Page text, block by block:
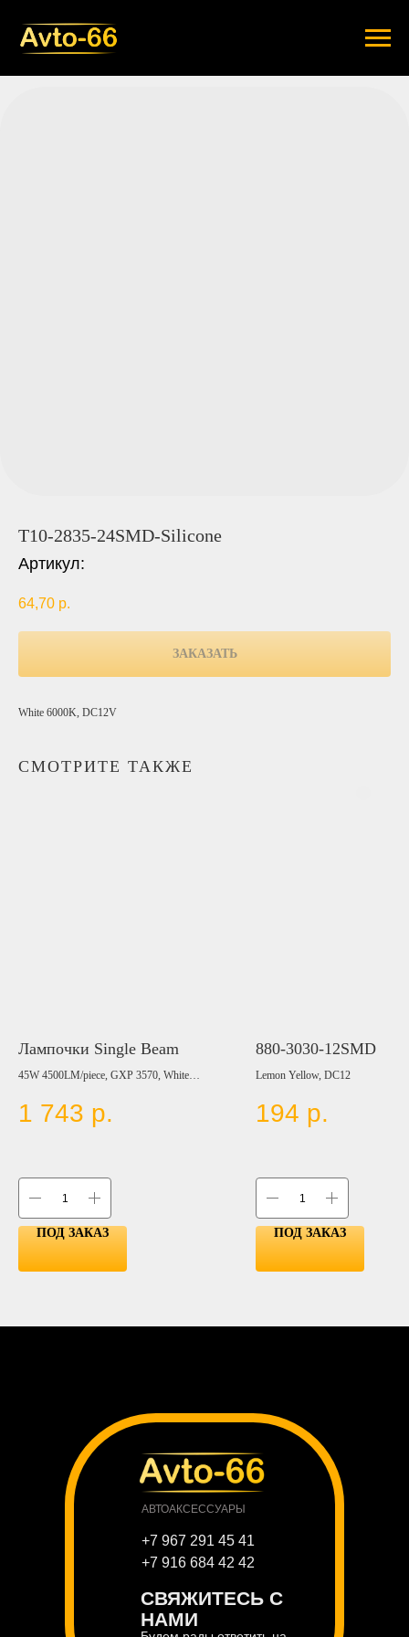
T10-2835-24SMD-Silicone
Артикул:
64,70 р.
ЗАКАЗАТЬ
White 6000K, DC12V
СМОТРИТЕ ТАКЖЕ
Лампочки Single Beam
45W 4500LM/piece, GXP 3570, White
H15, 9005, 9006, 880/881)
1 743 р.
ПОД ЗАКАЗ
880-3030-12SMD
Lemon Yellow, DC12
194 р.
ПОД ЗАКАЗ
СВЯЖИТЕСЬ С
НАМИ
АВТОАКСЕССУАРЫ
+7 967 291 45 41
+7 916 684 42 42